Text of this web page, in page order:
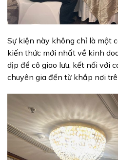
Sự kiện này không chỉ là một
kiến thức mới nhất về kinh
dịp để cô giao lưu, kết nối với
chuyên gia đến từ khắp nơi